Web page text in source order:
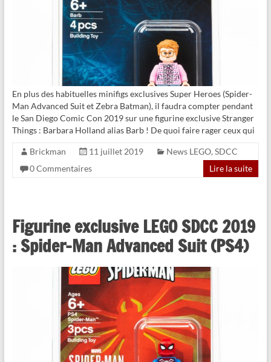
En plus des habituelles minifigs exclusives Super Heroes (Spider-
Man Advanced Suit et Zebra Batman), il faudra compter pendant
le San Diego Comic Con 2019 sur une figurine exclusive Stranger
Things : Barbara Holland alias Barb ! De quoi faire rager ceux qui
Brickman 11 juillet 2019 News LEGO, SDCC
0 Commentaires
Lire la suite
Figurine exclusive LEGO SDCC 2019
: Spider-Man Advanced Suit (PS4)